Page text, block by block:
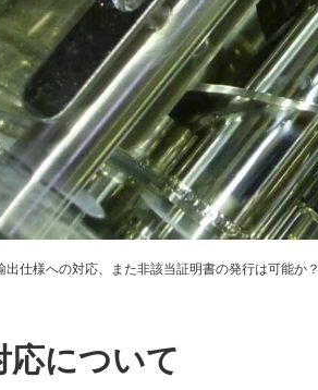
出仕様への対応、また非該当証明書の発行は可能か？
応について